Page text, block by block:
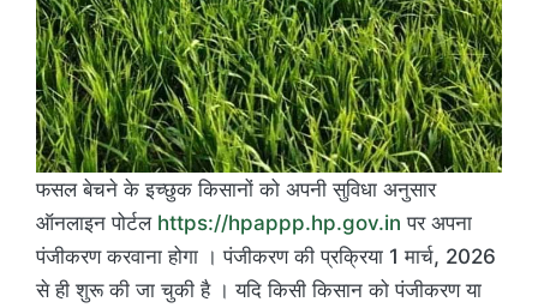
फसल बेचने के इच्छुक किसानों को अपनी सुविधा अनुसार
ऑनलाइन पोर्टल https://hpappp.hp.gov.in पर अपना
पंजीकरण करवाना होगा । पंजीकरण की प्रक्रिया 1 मार्च, 2026
से ही शुरू की जा चुकी है । यदि किसी किसान को पंजीकरण या